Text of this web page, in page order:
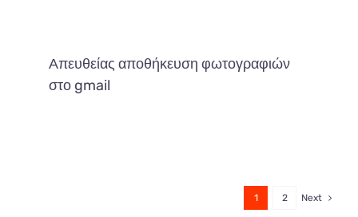
Απευθείας αποθήκευση φωτογραφιών
στο gmail
1 2 Next